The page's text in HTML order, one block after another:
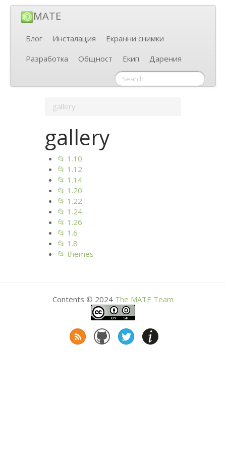
MATE
Блог Инсталация
Екранни снимки
Разработка
Общност Екип Дарения
gallery
gallery
📂 1.10
📂 1.12
📂 1.14
📂 1.20
📂 1.22
📂 1.24
📂 1.26
📂 1.6
📂 1.8
📂 themes
Contents © 2024 The MATE Team